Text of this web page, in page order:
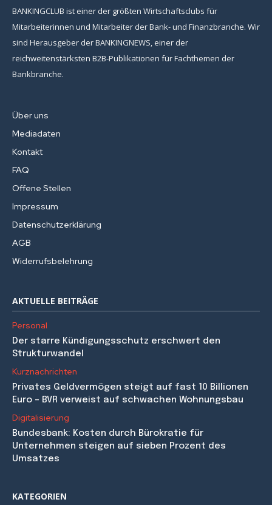
BANKINGCLUB ist einer der größten Wirtschaftsclubs für
Mitarbeiterinnen und Mitarbeiter der Bank- und Finanzbranche. Wir
sind Herausgeber der BANKINGNEWS, einer der
reichweitenstärksten B2B-Publikationen für Fachthemen der
Bankbranche.
Über uns
Mediadaten
Kontakt
FAQ
Offene Stellen
Impressum
Datenschutzerklärung
AGB
Widerrufsbelehrung
AKTUELLE BEITRÄGE
Personal
Der starre Kündigungsschutz erschwert den
Strukturwandel
Kurznachrichten
Privates Geldvermögen steigt auf fast 10 Billionen
Euro – BVR verweist auf schwachen Wohnungsbau
Digitalisierung
Bundesbank: Kosten durch Bürokratie für
Unternehmen steigen auf sieben Prozent des
Umsatzes
KATEGORIEN